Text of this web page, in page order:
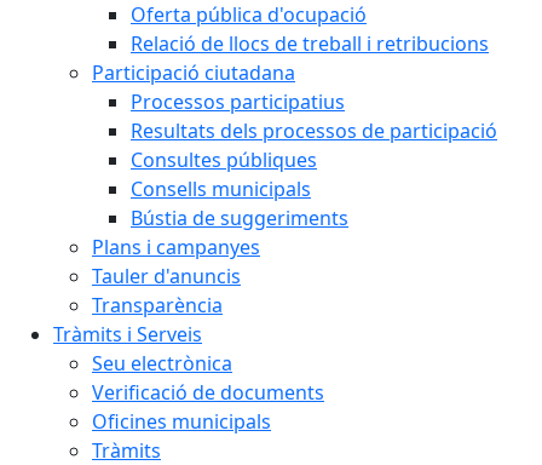
Oferta pública d'ocupació
Relació de llocs de treball i retribucions
Participació ciutadana
Processos participatius
Resultats dels processos de participació
Consultes públiques
Consells municipals
Bústia de suggeriments
Plans i campanyes
Tauler d'anuncis
Transparència
Tràmits i Serveis
Seu electrònica
Verificació de documents
Oficines municipals
Tràmits